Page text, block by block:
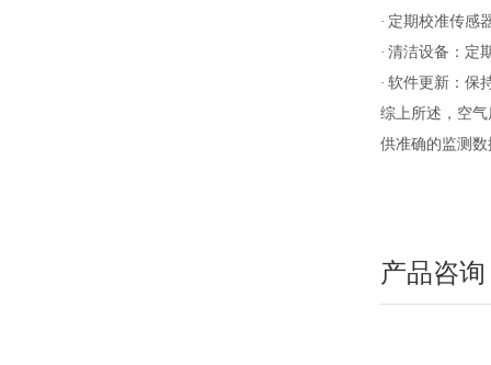
· 定期校准传感
· 清洁设备：定
· 软件更新：保
综上所述，空
供准确的监测数
产品咨询